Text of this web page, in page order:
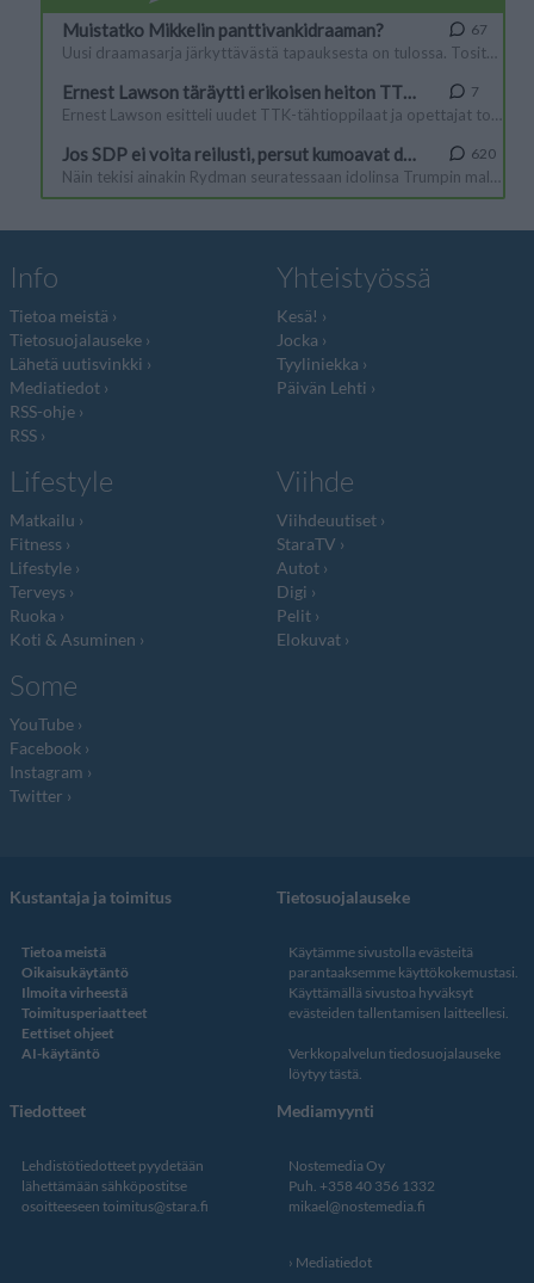
Info
Tietoa meistä
Tietosuojalauseke
Lähetä uutisvinkki
Mediatiedot
RSS-ohje
RSS
Yhteistyössä
Kesä!
Jocka
Tyyliniekka
Päivän Lehti
Lifestyle
Matkailu
Fitness
Lifestyle
Terveys
Ruoka
Koti & Asuminen
Viihde
Viihdeuutiset
StaraTV
Autot
Digi
Pelit
Elokuvat
Some
YouTube
Facebook
Instagram
Twitter
Kustantaja ja toimitus
Tietoa meistä
Oikaisukäytäntö
Ilmoita virheestä
Toimitusperiaatteet
Eettiset ohjeet
AI-käytäntö
Tietosuojalauseke
Käytämme sivustolla evästeitä
parantaaksemme käyttökokemustasi.
Käyttämällä sivustoa hyväksyt
evästeiden tallentamisen laitteellesi.
Verkkopalvelun tiedosuojalauseke
löytyy tästä.
Tiedotteet
Lehdistötiedotteet pyydetään
lähettämään sähköpostitse
osoitteeseen toimitus@stara.fi
Mediamyynti
Nostemedia Oy
Puh. +358 40 356 1332
mikael@nostemedia.fi
Mediatiedot